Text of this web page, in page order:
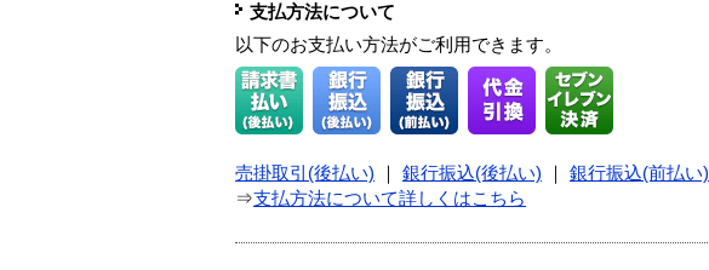
支払方法について
以下のお支払い方法がご利用できます。
売掛取引(後払い) 銀行振込(後払い) 銀行振込(前払い)
⇒支払方法について詳しくはこちら